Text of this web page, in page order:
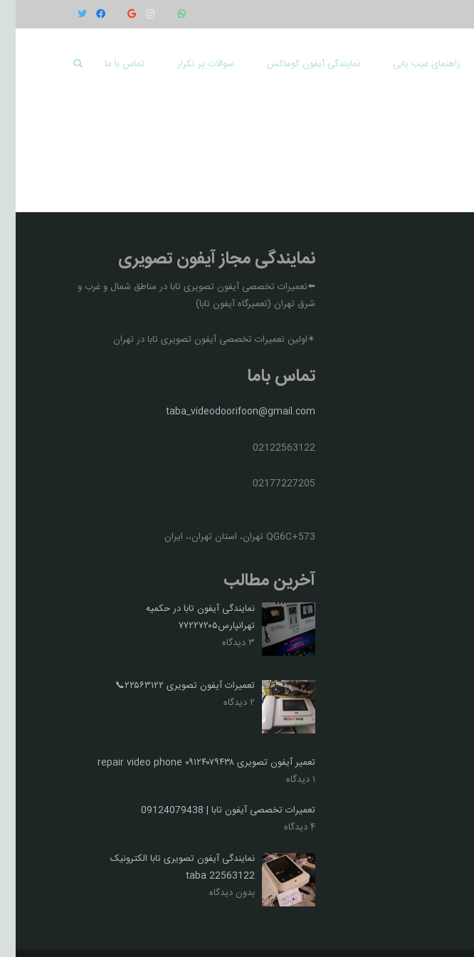
راهنمای عیب یابی نمایندگی آیفون کوماکس سوالات پر تکرار تماس با ما
نمایندگی مجاز آیفون تصویری
⬅️تعمیرات تخصصی آیفون تصویری تابا در مناطق شمال و غرب و
شرق تهران (تعمیرگاه آیفون تابا)
✴اولین تعمیرات تخصصی آیفون تصویری تابا در تهران
تماس باما
taba_videodoorifoon@gmail.com
02122563122
02177227205
QG6C+573 تهران، استان تهران،، ایران
آخرین مطالب
نمایندگی آیفون تابا در حکمیه
تهرانپارس۷۷۲۲۷۲۰۵
۳ دیدگاه
تعمیرات آیفون تصویری ۲۲۵۶۳۱۲۲📞
۲ دیدگاه
تعمیر آیفون تصویری ٠٩١٢۴٠٧٩۴٣٨ repair video phone
۱ دیدگاه
تعمیرات تخصصی آیفون تابا | 09124079438
۴ دیدگاه
نمایندگی آیفون تصویری تابا الکترونیک
22563122 taba
بدون دیدگاه